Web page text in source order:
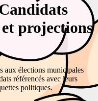
projections
aux élections municipales
référencés avec leurs
politiques.